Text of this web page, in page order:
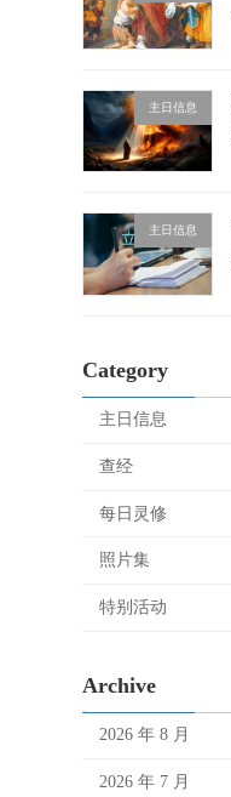
主日信息
主日信息
Category
主日信息
查经
每日灵修
照片集
特别活动
Archive
2026 年 8 月
2026 年 7 月